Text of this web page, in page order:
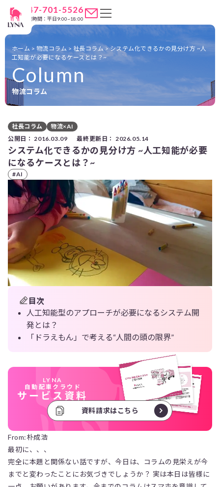
047-701-5526
営業時間：平日9:00~18:00
Column
物流コラム
ホーム > 物流コラム > 社長コラム>システム化できるかの見分け方 ~人
工知能が必要になるケースとは？~
社長コラム
物流×AI
公開日： 2016.03.09 最終更新日： 2026.05.14
システム化できるかの見分け方 ~人工知能が必要
になるケースとは？~
#AI
目次
人工知能型のアプローチが必要になるシステム開
発とは？
「ドラえもん」で考える“人間の頭の限界”
LYNA
自動配車クラウド
サービス資料
資料請求はこちら
From:朴成浩
最初に、、、
完全に本題と関係ない話ですが、今日は、コラムの見栄えが今
までと変わったことにお気づきでしょうか？ 実は本日は皆様に